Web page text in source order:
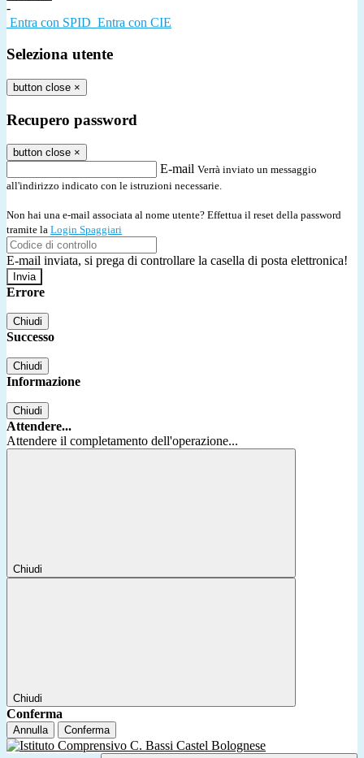
-
Entra con SPID Entra con CIE
Seleziona utente
button close ×
Recupero password
button close ×
E-mail Verrà inviato un messaggio
all'indirizzo indicato con le istruzioni necessarie.
Non hai una e-mail associata al nome utente? Effettua il reset della password
tramite la Login Spaggiari
E-mail inviata, si prega di controllare la casella di posta elettronica!
Errore
Chiudi
Successo
Chiudi
Informazione
Chiudi
Attendere...
Attendere il completamento dell'operazione...
Chiudi
Chiudi
Conferma
Annulla Conferma